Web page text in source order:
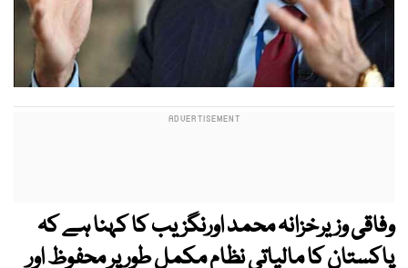
وفاقی وزیرخزانہ محمد اورنگزیب کا کہنا ہے کہ
پاکستان کا مالیاتی نظام مکمل طور پر محفوظ اور